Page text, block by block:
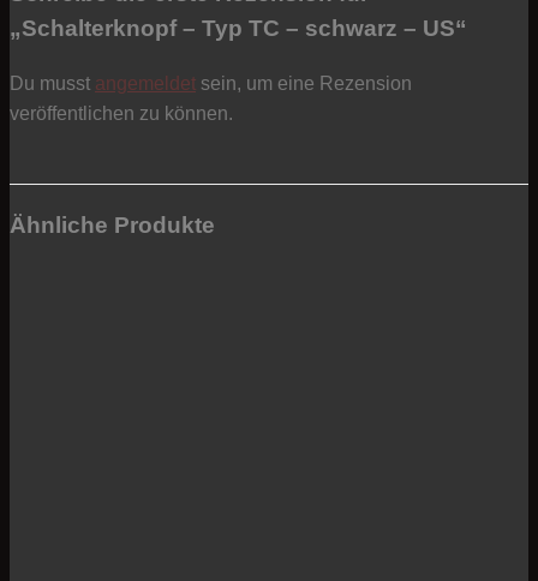
„Schalterknopf – Typ TC – schwarz – US“
Du musst angemeldet sein, um eine Rezension
veröffentlichen zu können.
Ähnliche Produkte